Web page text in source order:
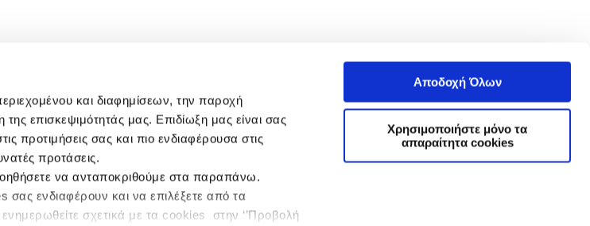
και διαφημίσεων, την παροχή
επισκεψιμότητάς μας. Επιδίωξη μας είναι σας
προτιμήσεις σας και πιο ενδιαφέρουσα στις
προτάσεις.
να ανταποκριθούμε στα παραπάνω.
σας ενδιαφέρουν και να επιλέξετε από τα
ενημερωθείτε σχετικά με τα cookies στην ‘’Προβολή
Αποδοχή Όλων
Χρησιμοποιήστε μόνο τα
απαραίτητα cookies